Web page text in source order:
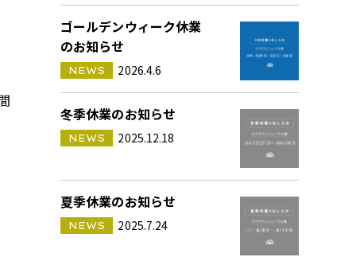
ゴールデンウィーク休業
のお知らせ
NEWS 2026.4.6
冬季休業のお知らせ
NEWS 2025.12.18
夏季休業のお知らせ
NEWS 2025.7.24